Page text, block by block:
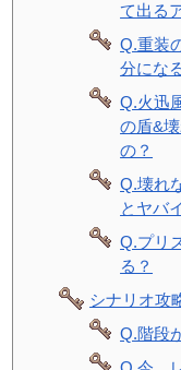
て出る
Q.重装
分にな
Q.火迅
の盾&
の？
Q.壊れ
とヤバ
Q.プリ
る？
シナリオ攻
Q.階段